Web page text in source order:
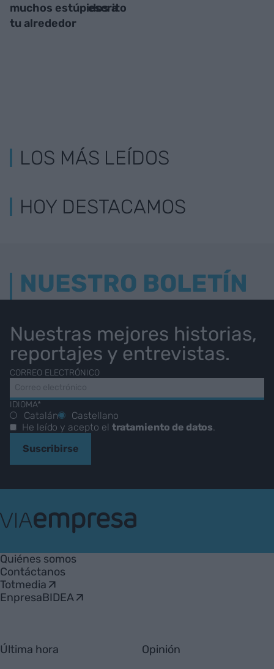
muchos estúpidos a
tu alrededor
escrito
LOS MÁS LEÍDOS
HOY DESTACAMOS
NUESTRO BOLETÍN
Nuestras mejores historias,
reportajes y entrevistas.
CORREO ELECTRÓNICO
IDIOMA*
Catalán
Castellano
He leído y acepto el tratamiento de datos.
Suscribirse
Empresa
Quiénes somos
Contáctanos
Totmedia
EnpresaBIDEA
Última hora Opinión